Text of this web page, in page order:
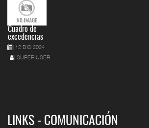
Cuadro de
excedencias
12 DIC 2024
SUPER USER
LINKS - COMUNICACIÓN